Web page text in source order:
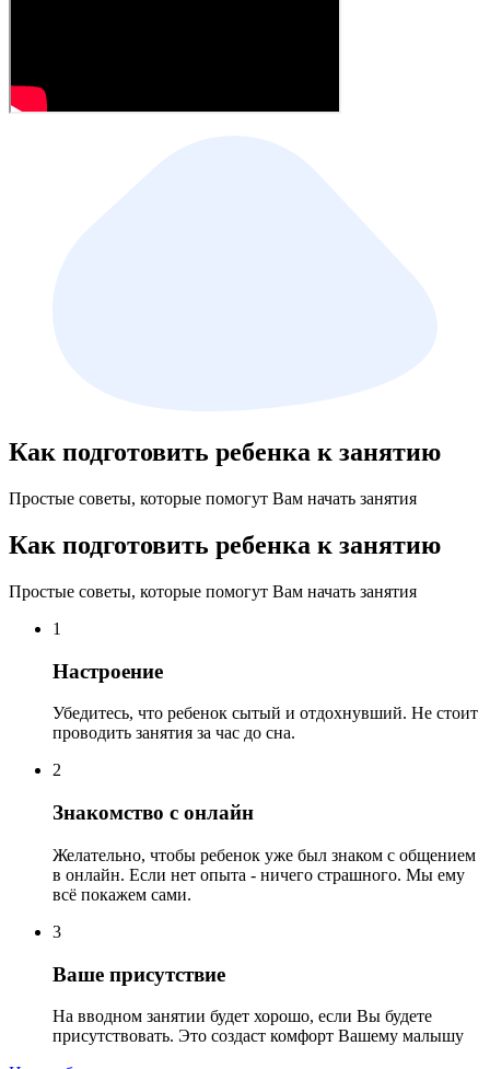
Как подготовить ребенка к занятию
Простые советы, которые помогут Вам начать занятия
Как подготовить ребенка к занятию
Простые советы, которые помогут Вам начать занятия
1
Настроение
Убедитесь, что ребенок сытый и отдохнувший. Не стоит
проводить занятия за час до сна.
2
Знакомство с онлайн
Желательно, чтобы ребенок уже был знаком с общением
в онлайн. Если нет опыта - ничего страшного. Мы ему
всё покажем сами.
3
Ваше присутствие
На вводном занятии будет хорошо, если Вы будете
присутствовать. Это создаст комфорт Вашему малышу